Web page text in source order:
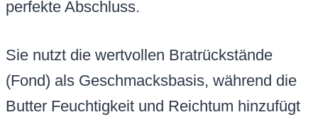
perfekte Abschluss.
Sie nutzt die wertvollen Bratrückstände
(Fond) als Geschmacksbasis, während die
Butter Feuchtigkeit und Reichtum hinzufügt